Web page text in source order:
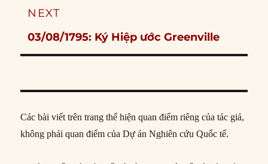
NEXT
Next
post:
03/08/1795: Ký Hiệp ước Greenville
Các bài viết trên trang thể hiện quan điểm riêng của tác giả,
không phải quan điểm của Dự án Nghiên cứu Quốc tế.